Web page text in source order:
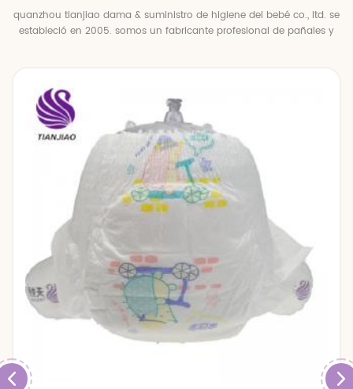
quanzhou tianjiao dama & suministro de higiene del bebé co., ltd. se
estableció en 2005. somos un fabricante profesional de pañales y